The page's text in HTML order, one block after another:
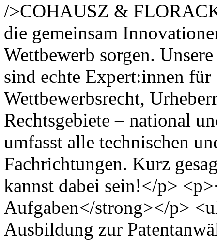
/>COHAUSZ &
die gemeinsam
Wettbewerb sorgen.
sind echte Expert:innen
Wettbewerbsrecht,
Rechtsgebiete – national
umfasst alle technischen
Fachrichtungen. Kurz
kannst dabei sein!</p>
Aufgaben</strong></p>
Ausbildung zur